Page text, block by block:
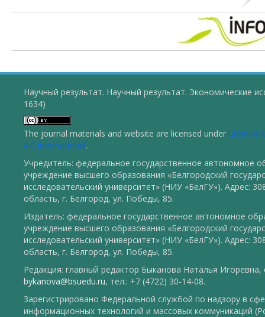
Научный результат. Научный результат. Экономические
1634)
The journal materials and website are licensed under Creative
4.0 International.
Учредитель: федеральное государственное автономное
учреждение высшего образования «Белгородский
исследовательский университет» (НИУ «БелГУ»). Адрес:
область, г. Белгород, ул. Победы, 85.
Издатель: федеральное государственное автономное
учреждение высшего образования «Белгородский
исследовательский университет» (НИУ «БелГУ»). Адрес:
область, г. Белгород, ул. Победы, 85.
Редакция: главный редактор Быканова Наталья Игоревна,
bykanova@bsuedu.ru, тел.: +7 (4722) 30-14-08.
Зарегистрировано Федеральной службой по надзору в
информационных технологий и массовых коммуникаций